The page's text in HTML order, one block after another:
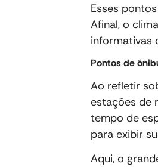
Esses
Afinal, o
informativas
Pontos de
Ao refletir
estações de
tempo de
para exibir
Aqui, o